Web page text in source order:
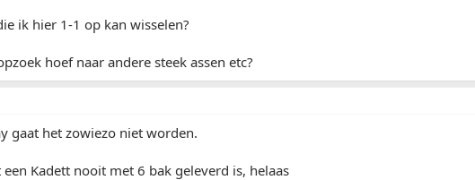
ik hier 1-1 op kan wisselen?
hoef naar andere steek assen etc?
gaat het zowiezo niet worden.
Kadett nooit met 6 bak geleverd is, helaas